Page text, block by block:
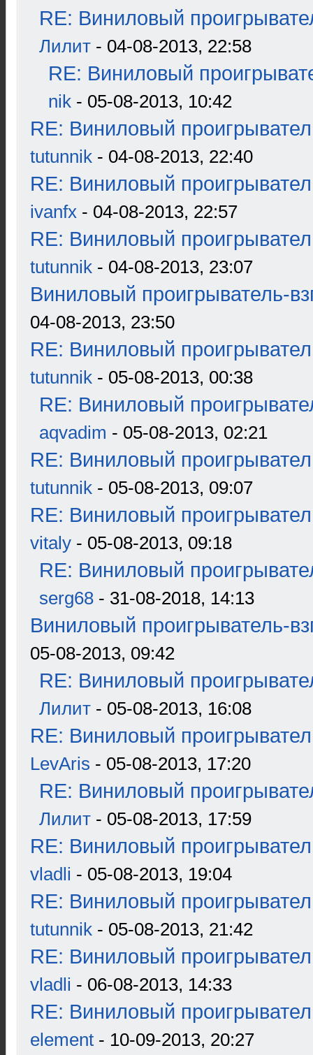
RE: Виниловый
Лилит - 04-08-2013, 22:58
RE: Виниловый
nik - 05-08-2013, 10:42
RE: Виниловый
tutunnik - 04-08-2013, 22:40
RE: Виниловый
ivanfx - 04-08-2013, 22:57
RE: Виниловый
tutunnik - 04-08-2013, 23:07
Виниловый проигрыватель-
04-08-2013, 23:50
RE: Виниловый
tutunnik - 05-08-2013, 00:38
RE: Виниловый
aqvadim - 05-08-2013, 02:21
RE: Виниловый
tutunnik - 05-08-2013, 09:07
RE: Виниловый
vitaly - 05-08-2013, 09:18
RE: Виниловый
serg68 - 31-08-2018, 14:13
Виниловый проигрыватель-
05-08-2013, 09:42
RE: Виниловый
Лилит - 05-08-2013, 16:08
RE: Виниловый
LevAris - 05-08-2013, 17:20
RE: Виниловый
Лилит - 05-08-2013, 17:59
RE: Виниловый
vladli - 05-08-2013, 19:04
RE: Виниловый
tutunnik - 05-08-2013, 21:42
RE: Виниловый
vladli - 06-08-2013, 14:33
RE: Виниловый
element - 10-09-2013, 20:27